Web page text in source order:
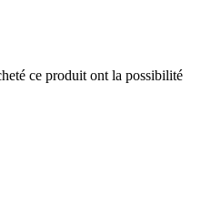
ce produit ont la possibilité